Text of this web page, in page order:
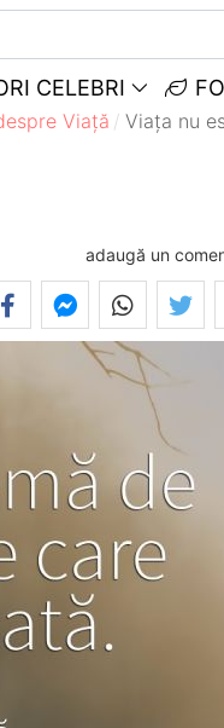
CELEBRI
Viață Viața nu
adaugă un